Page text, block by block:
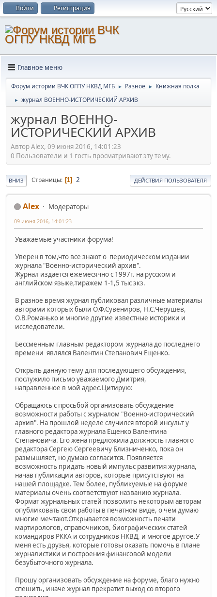
Войти Регистрация
Главное меню
Форум истории ВЧК ОГПУ НКВД МГБ ► Разное ► Книжная полка
► журнал ВОЕННО-ИСТОРИЧЕСКИЙ АРХИВ
журнал ВОЕННО-
ИСТОРИЧЕСКИЙ АРХИВ
Автор Alex, 09 июня 2016, 14:01:23
0 Пользователи и 1 гость просматривают эту тему.
ВНИЗ Страницы 1 2 ДЕЙСТВИЯ ПОЛЬЗОВАТЕЛЯ
Alex Модераторы
09 июня 2016, 14:01:23
Уважаемые участники форума!
Уверен в том,что все знают о периодическом издании
журнала "Военно-исторический архив".
Журнал издается ежемесячно с 1997г. на русском и
английском языке,тиражем 1-1,5 тыс экз.
В разное время журнал публиковал различные материалы
авторами которых были О.Ф.Сувениров, Н.С.Черушев,
О.В.Романько и многие другие известные историки и
исследователи.
Бессменным главным редактором журнала до последнего
времени являлся Валентин Степанович Ещенко.
Открыть данную тему для последующего обсуждения,
послужило письмо уважаемого Дмитрия,
направленное в мой адрес.Цитирую:
Обращаюсь с просьбой организовать обсуждение
возможности работы с журналом "Военно-исторический
архив". На прошлой неделе случился второй инсульт у
главного редактора журнала Ещенко Валентина
Степановича. Его жена предложила должность главного
редактора Сергею Сергеевичу Близниченко, пока он
размышляет, но думаю согласится. Появляется
возможность придать новый импульс развития журнала,
начав публикации авторов, которые присутствуют на
нашей площадке. Тем более, публикуемые на форуме
материалы очень соответствуют названию журнала.
Формат журнальных статей позволить некоторым авторам
опубликовать свои работы в печатном виде, о чем думаю
многие мечтают.Открывается возможность печати
мартирологов, справочников, биографических статей
командиров РККА и сотрудников НКВД, и многое другое.У
меня есть друзья, которые готовы оказать помочь в плане
журналистики и построения финансовой модели
безубыточного журнала.
Прошу организовать обсуждение на форуме, благо нужно
спешить, иначе журнал прекратит выход со второго